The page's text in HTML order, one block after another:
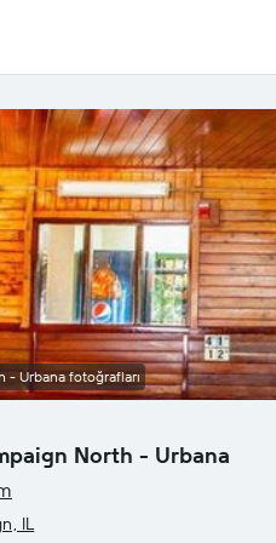
North - Urbana
IL
- Urbana fotoğrafları